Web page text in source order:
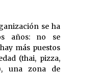
se ha
años: no se
más puestos
(thai, pizza,
una zona de